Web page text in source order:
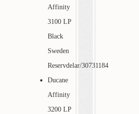
Affinity
3100 LP
Black
Sweden
Reservdelar/30731184
Ducane
Affinity
3200 LP